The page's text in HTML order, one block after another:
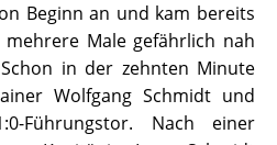
Beginn an und kam bereits
Male gefährlich nah
in der zehnten Minute
Wolfgang Schmidt und
Führungstor. Nach einer